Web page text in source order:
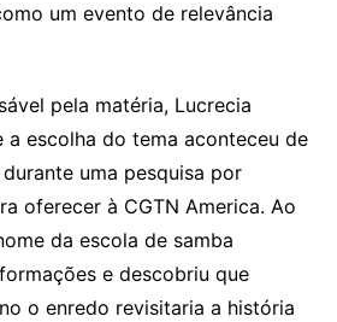
um evento de relevância
pela matéria, Lucrecia
a escolha do tema aconteceu de
uma pesquisa por
oferecer à CGTN America. Ao
da escola de samba
e descobriu que
o enredo revisitaria a história